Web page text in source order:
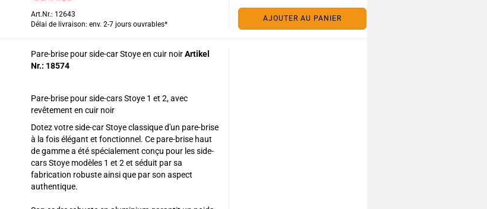
Art.Nr.: 12643
Délai de livraison: env. 2-7 jours ouvrables*
AJOUTER AU PANIER
Pare-brise pour side-car Stoye en cuir noirArtikel
Nr.: 18574
Pare-brise pour side-cars Stoye 1 et 2, avec
revêtement en cuir noir
Dotez votre side-car Stoye classique d'un pare-brise
à la fois élégant et fonctionnel. Ce pare-brise haut
de gamme a été spécialement conçu pour les side-
cars Stoye modèles 1 et 2 et séduit par sa
fabrication robuste ainsi que par son aspect
authentique.